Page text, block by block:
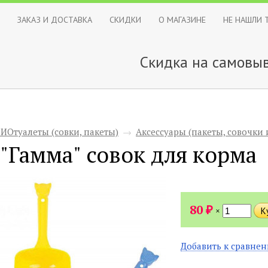
ЗАКАЗ И ДОСТАВКА СКИДКИ О МАГАЗИНЕ НЕ НАШЛИ
Скидка на
(совки, пакеты) → Аксессуары (пакеты, совочки
"Гамма" совок для корма
80₽ ×
Добавить к